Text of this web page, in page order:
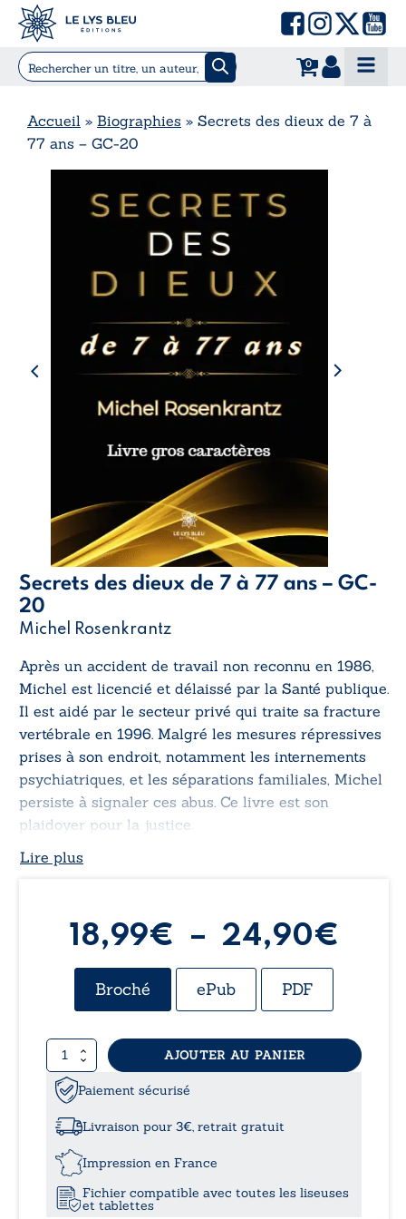
0
Accueil » Biographies » Secrets des dieux de 7 à
77 ans – GC-20
Secrets des dieux de 7 à 77 ans – GC-
20
Michel Rosenkrantz
Après un accident de travail non reconnu en 1986,
Michel est licencié et délaissé par la Santé publique.
Il est aidé par le secteur privé qui traite sa fracture
vertébrale en 1996. Malgré les mesures répressives
prises à son endroit, notamment les internements
psychiatriques, et les séparations familiales, Michel
persiste à signaler ces abus. Ce livre est son
plaidoyer pour la justice.
Lire plus
18,99€ – 24,90€
Broché ePub PDF
quantité
de
Secrets
des
dieux
77
ans
AJOUTER AU PANIER
Paiement sécurisé
Livraison pour 3€, retrait gratuit
Impression en France
Fichier compatible avec toutes les liseuses
et tablettes